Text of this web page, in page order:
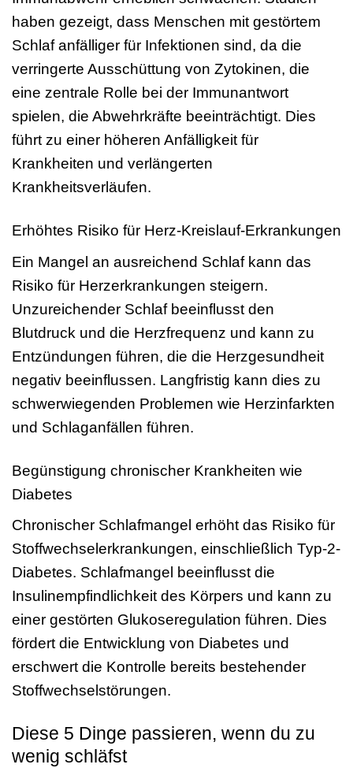
haben gezeigt, dass Menschen mit gestörtem
Schlaf anfälliger für Infektionen sind, da die
verringerte Ausschüttung von Zytokinen, die
eine zentrale Rolle bei der Immunantwort
spielen, die Abwehrkräfte beeinträchtigt. Dies
führt zu einer höheren Anfälligkeit für
Krankheiten und verlängerten
Krankheitsverläufen.
Erhöhtes Risiko für Herz-Kreislauf-Erkrankungen
Ein Mangel an ausreichend Schlaf kann das
Risiko für Herzerkrankungen steigern.
Unzureichender Schlaf beeinflusst den
Blutdruck und die Herzfrequenz und kann zu
Entzündungen führen, die die Herzgesundheit
negativ beeinflussen. Langfristig kann dies zu
schwerwiegenden Problemen wie Herzinfarkten
und Schlaganfällen führen.
Begünstigung chronischer Krankheiten wie
Diabetes
Chronischer Schlafmangel erhöht das Risiko für
Stoffwechselerkrankungen, einschließlich Typ-2-
Diabetes. Schlafmangel beeinflusst die
Insulinempfindlichkeit des Körpers und kann zu
einer gestörten Glukoseregulation führen. Dies
fördert die Entwicklung von Diabetes und
erschwert die Kontrolle bereits bestehender
Stoffwechselstörungen.
Diese 5 Dinge passieren, wenn du zu
wenig schläfst